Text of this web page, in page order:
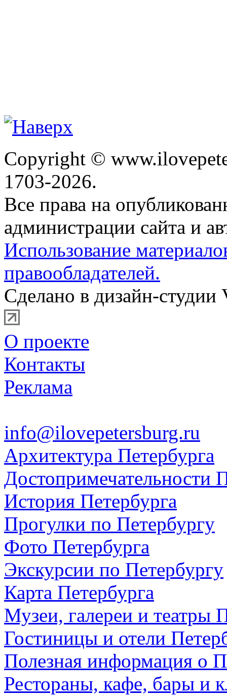
Copyright ©
1703-2026.
Все права на
администрации сайта и
Использование
правообладателей.
Сделано в дизайн-студии
О проекте
Контакты
Реклама
info@ilovepetersburg.ru
Архитектура Петербурга
Достопримечательности
История Петербурга
Прогулки по Петербургу
Фото Петербурга
Экскурсии по Петербургу
Карта Петербурга
Музеи, галереи и театры
Гостиницы и отели
Полезная информация о
Рестораны, кафе, бары и